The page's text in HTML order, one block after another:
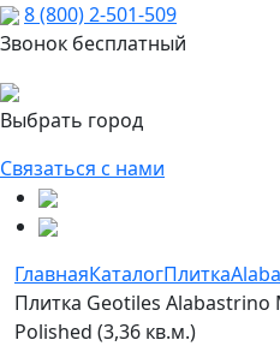
8 (800) 2-501-509
Звонок бесплатный
Выбрать город
Связаться с нами
ГлавнаяКаталогПлитка
Плитка Geotiles Alabastrino
Polished (3,36 кв.м.)